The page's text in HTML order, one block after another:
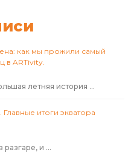
как мы прожили самый
в ARTivity.
летняя история …
итоги экватора
разгаре, и …